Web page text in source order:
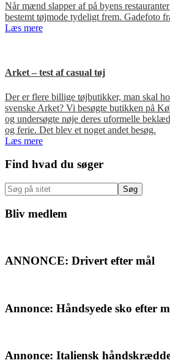
Når mænd slapper af på byens
bestemt tøjmode tydeligt frem. Gadefoto
Læs mere
Arket – test af casual tøj
Der er flere billige tøjbutikker, man skal
svenske Arket? Vi besøgte butikken på
og undersøgte nøje deres uformelle
og ferie. Det blev et noget andet besøg.
Læs mere
Primær
Sidebar
Find hvad du søger
Søg
på
sitet
Bliv medlem
ANNONCE: Drivert efter mål
Annonce: Håndsyede sko efter
Annonce: Italiensk